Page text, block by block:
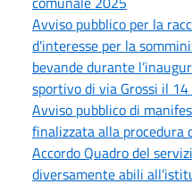
Avviso pubblico per la
d'interesse per la
bevande durante
sportivo di via Grossi il
Avviso pubblico di
finalizzata alla procedura
Accordo Quadro del
diversamente abili